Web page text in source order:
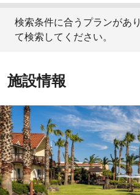
検索条件に合うプランがあ
て検索してください。
施設情報